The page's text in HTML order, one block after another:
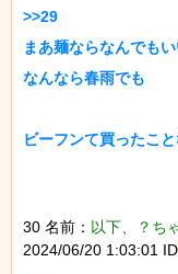
>>29
まあ麺ならなんでも
なんなら春雨でも
ビーフンて買ったこ
30 名前： 以下、？ち
2024/06/20 1:03:01